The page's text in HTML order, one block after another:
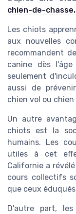
chien-de-
Les chiots
aux nouvelles
recommandent
canine dès
seulement
aussi de
chien vol ou
Un autre
chiots est la
humains. Les
utiles à cet
Californie a
cours collectifs
que ceux
D'autre part, les